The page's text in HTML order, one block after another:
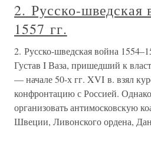
2. Русско-шведская
1557 гг.
2. Русско-шведская война
Густав I Ваза, пришедший к
— начале 50-х гг. XVI в. взял
конфронтацию с Россией.
организовать антимосковскую
Швеции, Ливонского ордена,